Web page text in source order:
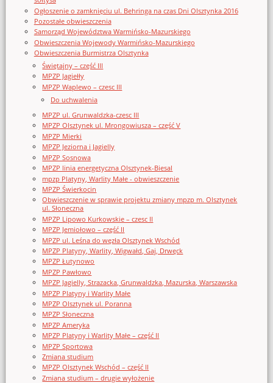
Ogłoszenie o zamknięciu ul. Behringa na czas Dni Olsztynka 2016
Pozostałe obwieszczenia
Samorząd Województwa Warmińsko-Mazurskiego
Obwieszczenia Wojewody Warmińsko-Mazurskiego
Obwieszczenia Burmistrza Olsztynka
Świętajny – część III
MPZP Jagiełły
MPZP Waplewo – czesc III
Do uchwalenia
MPZP ul. Grunwaldzka-czesc III
MPZP Olsztynek ul. Mrongowiusza – część V
MPZP Mierki
MPZP Jeziorna i Jagielly
MPZP Sosnowa
MPZP linia energetyczna Olsztynek-Biesal
mpzp Platyny, Warlity Małe - obwieszczenie
MPZP Świerkocin
Obwieszczenie w sprawie projektu zmiany mpzp m. Olsztynek
ul. Słoneczna
MPZP Lipowo Kurkowskie – czesc II
MPZP Jemiołowo – część II
MPZP ul. Leśna do węzła Olsztynek Wschód
MPZP Platyny, Warlity, Wigwałd, Gaj, Drwęck
MPZP Łutynowo
MPZP Pawłowo
MPZP Jagielly, Strazacka, Grunwaldzka, Mazurska, Warszawska
MPZP Platyny i Warlity Małe
MPZP Olsztynek ul. Poranna
MPZP Słoneczna
MPZP Ameryka
MPZP Platyny i Warlity Małe – część II
MPZP Sportowa
Zmiana studium
MPZP Olsztynek Wschód – część II
Zmiana studium – drugie wyłożenie